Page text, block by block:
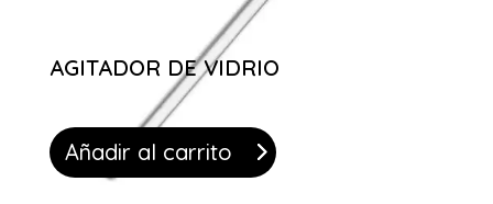
AGITADOR DE VIDRIO
Añadir al carrito